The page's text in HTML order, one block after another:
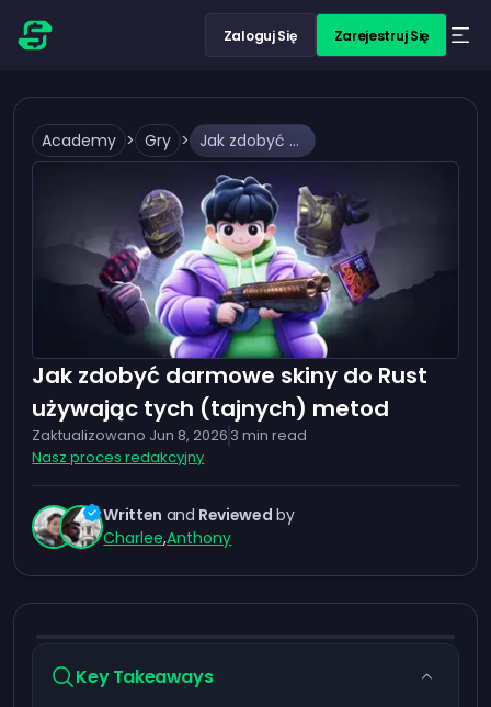
Zaloguj Się Zarejestruj Się
Academy > Gry > Jak zdobyć darmowe skiny do Rust używając tych (tajnych) metod
Jak zdobyć darmowe skiny do Rust
używając tych (tajnych) metod
Zaktualizowano Jun 8, 2026 3 min read
Nasz proces redakcyjny
Written and Reviewed by
Charlee,Anthony
Key Takeaways